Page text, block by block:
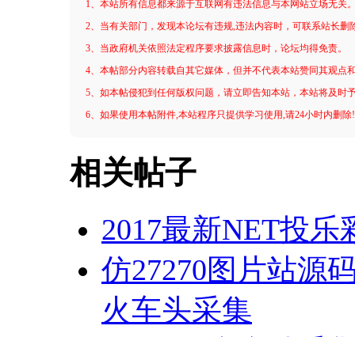
1、本站所有信息都来源于互联网有违法信息与本网站立场无关
2、当有关部门，发现本论坛有违规,违法内容时，可联系站长删
3、当政府机关依照法定程序要求披露信息时，论坛均得免责。
4、本帖部分内容转载自其它媒体，但并不代表本站赞同其观点
5、如本帖侵犯到任何版权问题，请立即告知本站，本站将及时
6、如果使用本帖附件,本站程序只提供学习使用,请24小时内删
相关帖子
2017最新NET投
仿27270图片站源
火车头采集